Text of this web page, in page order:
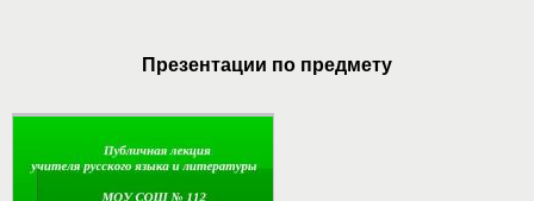
Презентации по предмету